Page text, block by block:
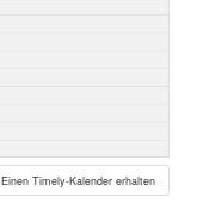
Einen Timely-Kalender erhalten